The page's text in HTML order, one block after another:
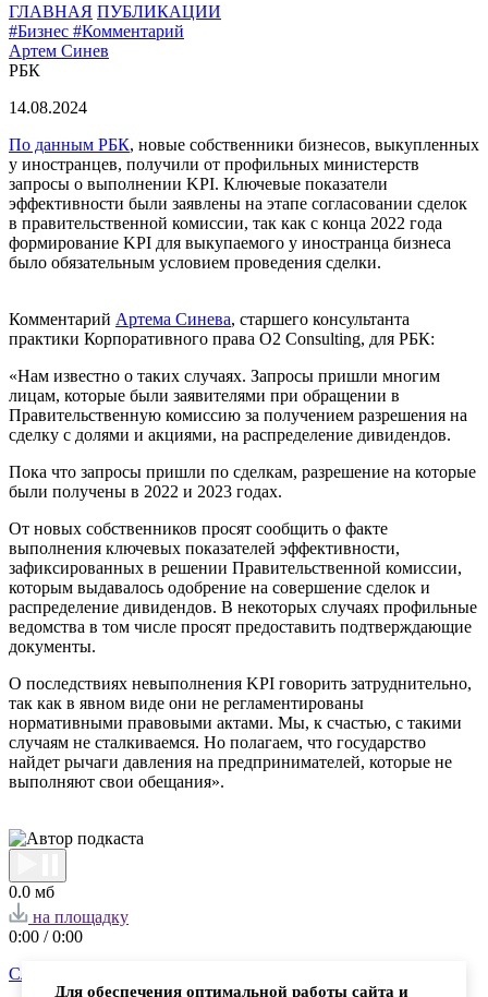
ГЛАВНАЯ ПУБЛИКАЦИИ
#Бизнес #Комментарий
Артем Синев
РБК
14.08.2024
По данным РБК, новые собственники бизнесов, выкупленных
у иностранцев, получили от профильных министерств
запросы о выполнении KPI. Ключевые показатели
эффективности были заявлены на этапе согласовании сделок
в правительственной комиссии, так как с конца 2022 года
формирование KPI для выкупаемого у иностранца бизнеса
было обязательным условием проведения сделки.
Комментарий Артема Синева, старшего консультанта
практики Корпоративного права O2 Consulting, для РБК:
«Нам известно о таких случаях. Запросы пришли многим
лицам, которые были заявителями при обращении в
Правительственную комиссию за получением разрешения на
сделку с долями и акциями, на распределение дивидендов.
Пока что запросы пришли по сделкам, разрешение на которые
были получены в 2022 и 2023 годах.
От новых собственников просят сообщить о факте
выполнения ключевых показателей эффективности,
зафиксированных в решении Правительственной комиссии,
которым выдавалось одобрение на совершение сделок и
распределение дивидендов. В некоторых случаях профильные
ведомства в том числе просят предоставить подтверждающие
документы.
О последствиях невыполнения KPI говорить затруднительно,
так как в явном виде они не регламентированы
нормативными правовыми актами. Мы, к счастью, с такими
случаям не сталкиваемся. Но полагаем, что государство
найдет рычаги давления на предпринимателей, которые не
выполняют свои обещания».
0.0 мб
на площадку
0:00 /0:00
Следующая публикация
Для обеспечения оптимальной работы сайта и